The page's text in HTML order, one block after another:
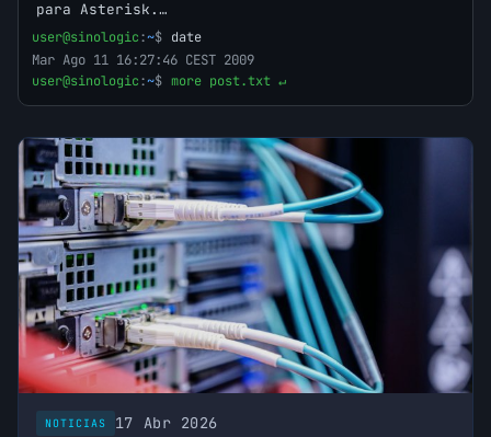
para Asterisk.…
user@sinologic:~$ date
Mar Ago 11 16:27:46 CEST 2009
user@sinologic:~$ more post.txt ↵
NOTICIAS 17 Abr 2026